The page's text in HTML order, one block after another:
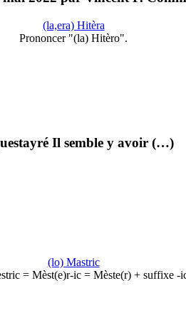
(la,era) Hitèra
Prononcer "(la) Hitèro".
Il semble y avoir (…)
(lo) Mastric
= Mèst(e)r-ic = Mèste(r) + suffixe -